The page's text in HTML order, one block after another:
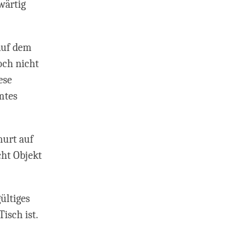
dem
nicht
auf
Objekt
ist.